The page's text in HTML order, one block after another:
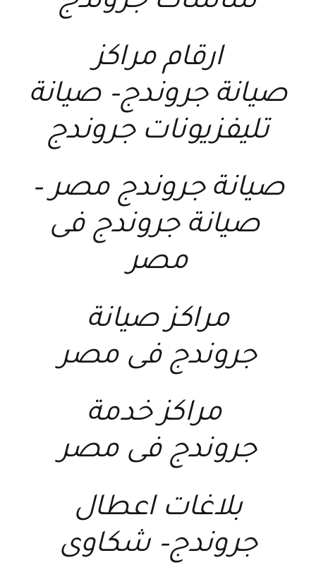
ارقام مراكز
صيانة جروندج– صيانة
تليفزيونات جروندج
صيانة جروندج مصر–
صيانة جروندج فى
مصر
مراكز صيانة
جروندج فى مصر
مراكز خدمة
جروندج فى مصر
بلاغات اعطال
جروندج–شكاوى